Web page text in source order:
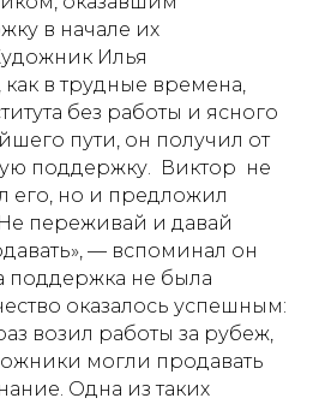
в начале их
Илья
как в трудные времена,
без работы и ясного
пути, он получил от
поддержку. Виктор не
его, но и предложил
переживай и давай
— вспоминал он
поддержка не была
оказалось успешным:
возил работы за рубеж,
могли продавать
Одна из таких